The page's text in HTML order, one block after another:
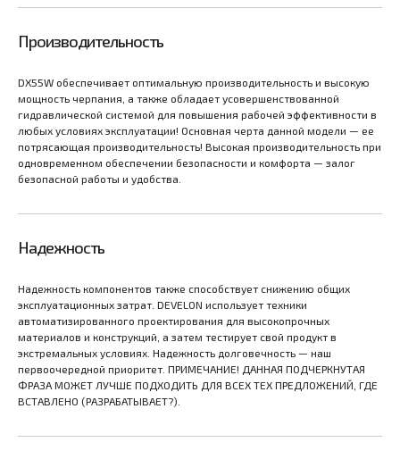
Производительность
DX55W обеспечивает оптимальную производительность и высокую
мощность черпания, а также обладает усовершенствованной
гидравлической системой для повышения рабочей эффективности в
любых условиях эксплуатации! Основная черта данной модели — ее
потрясающая производительность! Высокая производительность при
одновременном обеспечении безопасности и комфорта — залог
безопасной работы и удобства.
Надежность
Надежность компонентов также способствует снижению общих
эксплуатационных затрат. DEVELON использует техники
автоматизированного проектирования для высокопрочных
материалов и конструкций, а затем тестирует свой продукт в
экстремальных условиях. Надежность долговечность — наш
первоочередной приоритет. ПРИМЕЧАНИЕ! ДАННАЯ ПОДЧЕРКНУТАЯ
ФРАЗА МОЖЕТ ЛУЧШЕ ПОДХОДИТЬ ДЛЯ ВСЕХ ТЕХ ПРЕДЛОЖЕНИЙ, ГДЕ
ВСТАВЛЕНО (РАЗРАБАТЫВАЕТ?).